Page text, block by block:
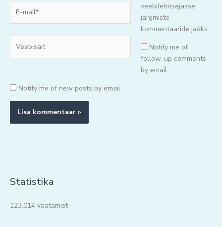
mail*
veebilehitsejasse
järgmiste
kommentaaride jaoks.
Notify me of
follow-up comments
by email.
Notify me of new posts by email.
Statistika
123,014 vaatamist